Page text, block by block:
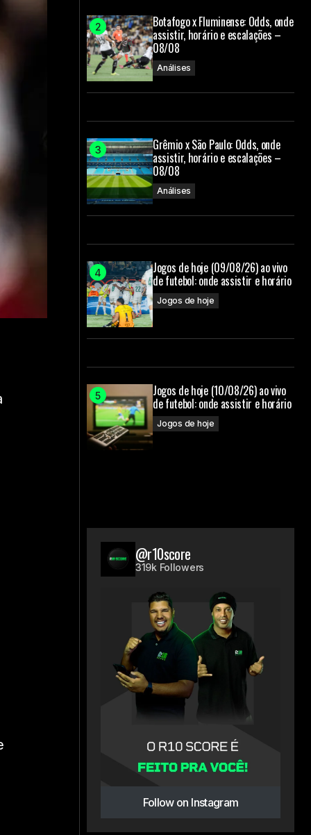
Botafogo x Fluminense: Odds, onde
assistir, horário e escalações –
08/08
Análises
Grêmio x São Paulo: Odds, onde
assistir, horário e escalações –
08/08
Análises
Jogos de hoje (09/08/26) ao vivo
de futebol: onde assistir e horário
Jogos de hoje
Jogos de hoje (10/08/26) ao vivo
de futebol: onde assistir e horário
Jogos de hoje
@r10score
319k Followers
Follow on Instagram